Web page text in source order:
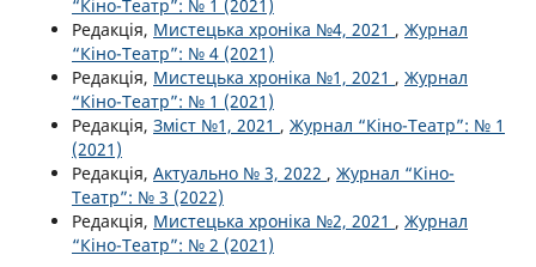
“Кіно-Театр”: № 1 (2021)
Редакція, Мистецька хроніка №4, 2021 , Журнал
“Кіно-Театр”: № 4 (2021)
Редакція, Мистецька хроніка №1, 2021 , Журнал
“Кіно-Театр”: № 1 (2021)
Редакція, Зміст №1, 2021 , Журнал “Кіно-Театр”: № 1
(2021)
Редакція, Актуально № 3, 2022 , Журнал “Кіно-
Театр”: № 3 (2022)
Редакція, Мистецька хроніка №2, 2021 , Журнал
“Кіно-Театр”: № 2 (2021)